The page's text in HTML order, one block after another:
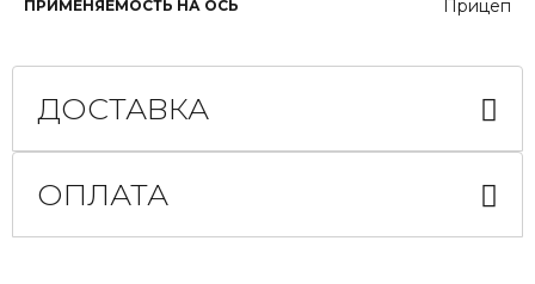
ПРИМЕНЯЕМОСТЬ НА ОСЬ Прицеп
ДОСТАВКА
ОПЛАТА